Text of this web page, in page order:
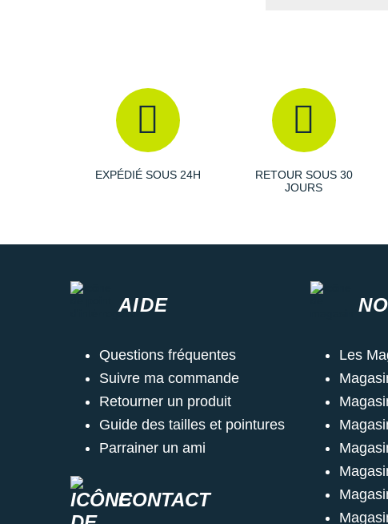
EXPÉDIÉ SOUS 24H
RETOUR SOUS 30
JOURS
CONTACT
AIDE
Questions fréquentes
Suivre ma commande
Retourner un produit
Guide des tailles et pointures
Parrainer un ami
Les